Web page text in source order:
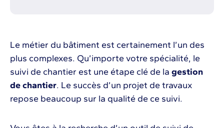
Le métier du bâtiment est certainement l’un des
plus complexes. Qu’importe votre spécialité, le
suivi de chantier est une étape clé de la gestion
de chantier. Le succès d’un projet de travaux
repose beaucoup sur la qualité de ce suivi.